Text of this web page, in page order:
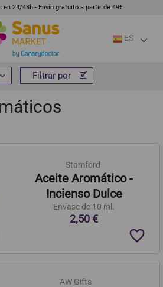
en 24/48h - Envío gratuito a partir de 49€
ES
Aromaterapia Aceites Aromáticos
 Filtrar por
Stamford
Aceite Aromático -
Incienso Dulce
Envase de 10 ml.
2,50 €
favorite_border
AW Gifts
 Filtrar por